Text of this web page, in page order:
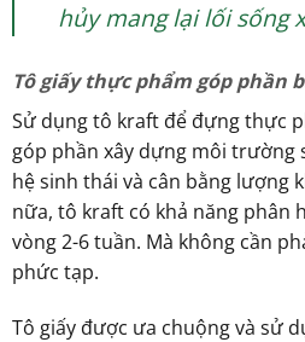
hủy mang lại lối sống
Tô giấy thực phẩm góp phần
Sử dụng tô kraft để đựng thực
góp phần xây dựng môi trường
hệ sinh thái và cân bằng lượng
nữa, tô kraft có khả năng phân
vòng 2-6 tuần. Mà không cần
phức tạp.
Tô giấy được ưa chuộng và sử